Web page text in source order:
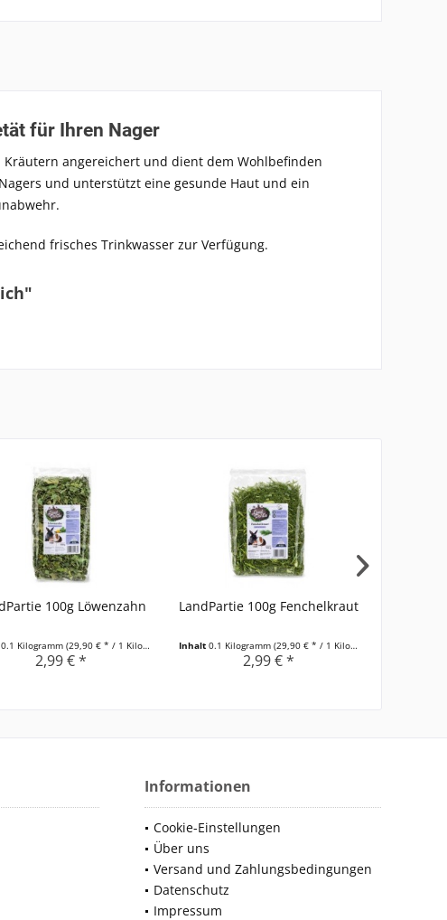
für Ihren Nager
Kräutern angereichert und dient dem Wohlbefinden
und unterstützt eine gesunde Haut und ein
frisches Trinkwasser zur Verfügung.
100g Löwenzahn
0.1 Kilogramm (29,90 € * / 1 Kilogramm)
2,99 € *
LandPartie 100g Fenchelkraut
Inhalt 0.1 Kilogramm (29,90 € * / 1 Kilogramm)
2,99 € *
Informationen
Cookie-Einstellungen
Über uns
Versand und Zahlungsbedingungen
Datenschutz
Impressum